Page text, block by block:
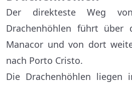
Der direkteste Weg
Drachenhöhlen führt über
Manacor und von dort
nach Porto Cristo.
Die Drachenhöhlen liegen